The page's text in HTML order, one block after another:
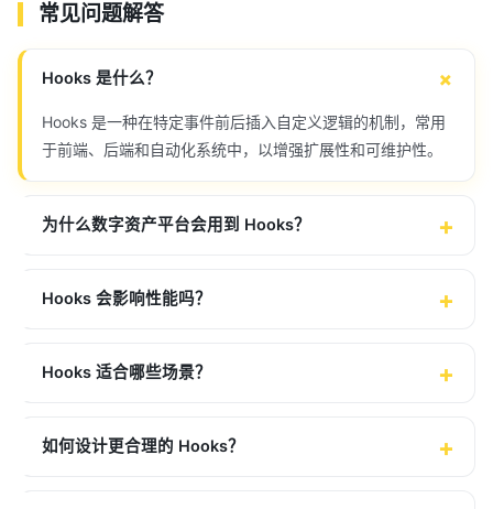
常见问题解答
Hooks 是什么？
Hooks 是一种在特定事件前后插入自定义逻辑的机制，常用
于前端、后端和自动化系统中，以增强扩展性和可维护性。
为什么数字资产平台会用到 Hooks？
Hooks 会影响性能吗？
Hooks 适合哪些场景？
如何设计更合理的 Hooks？